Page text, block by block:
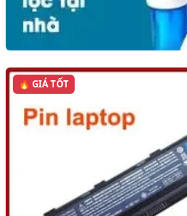
🔥 GIÁ TỐT